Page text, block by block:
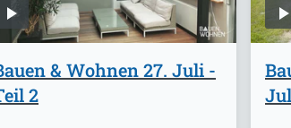
& Wohnen 27. Juli -
2